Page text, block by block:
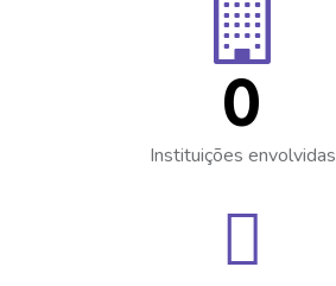
0
Instituições envolvidas